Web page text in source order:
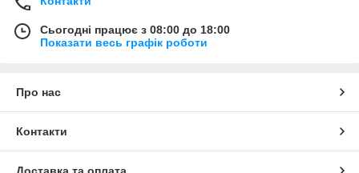
Сьогодні працює з 08:00 до 18:00
Показати весь графік роботи
Про нас
Контакти